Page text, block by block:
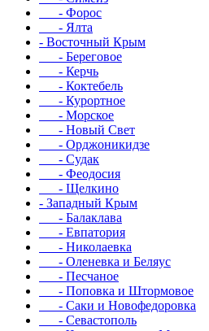
- Форос
- Ялта
- Восточный Крым
- Береговое
- Керчь
- Коктебель
- Курортное
- Морское
- Новый Свет
- Орджоникидзе
- Судак
- Феодосия
- Щелкино
- Западный Крым
- Балаклава
- Евпатория
- Николаевка
- Оленевка и Беляус
- Песчаное
- Поповка и Штормовое
- Саки и Новофедоровка
- Севастополь